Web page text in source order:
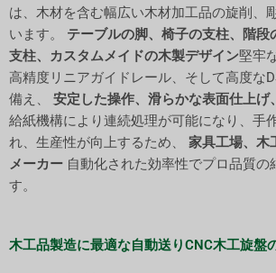
は、木材を含む幅広い木材加工品の旋削、
います。 テーブルの脚、椅子の支柱、階段
支柱、カスタムメイドの木製デザイン堅牢
高精度リニアガイドレール、そして高度な
備え、 安定した操作、滑らかな表面仕上げ
給紙機構により連続処理が可能になり、手
れ、生産性が向上するため、 家具工場、木
メーカー 自動化された効率性でプロ品質の
す。
木工品製造に最適な自動送りCNC木工旋盤